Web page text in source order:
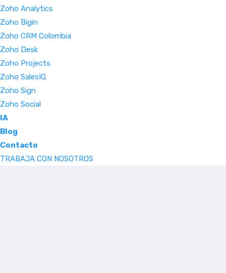
Zoho Analytics
Zoho Bigin
Zoho CRM Colombia
Zoho Desk
Zoho Projects
Zoho SalesIQ
Zoho Sign
Zoho Social
IA
Blog
Contacto
TRABAJA CON NOSOTROS